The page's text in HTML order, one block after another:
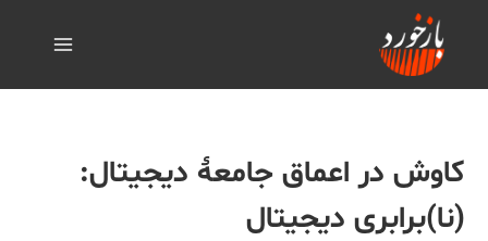
کاوش در اعماق جامعۀ دیجیتال:
(نا)برابری دیجیتال